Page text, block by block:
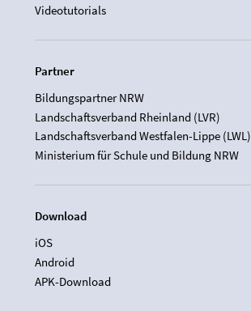
Videotutorials
Partner
Bildungspartner NRW
Landschaftsverband Rheinland (LVR)
Landschaftsverband Westfalen-Lippe (LWL)
Ministerium für Schule und Bildung NRW
Download
iOS
Android
APK-Download